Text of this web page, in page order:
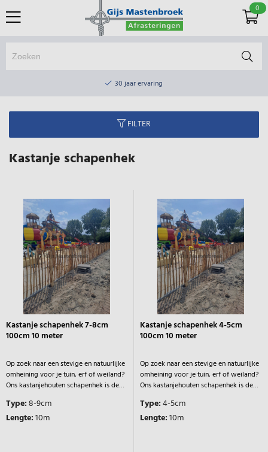
0
30 jaar ervaring
Online winkel & fysieke winkel
Elektrisch afrasteringsmateriaal gratis verzending vanaf €75
FILTER
Kastanje schapenhek
Kastanje schapenhek 7-8cm
100cm 10 meter
Op zoek naar een stevige en natuurlijke
omheining voor je tuin, erf of weiland?
Ons kastanjehouten schapenhek is de
biedt een landelijke uitstraling en is
ideaal voor het afbakenen van tuinen,
Type:8-9cm
Lengte:10m
Kastanje schapenhek 4-5cm
100cm 10 meter
Op zoek naar een stevige en natuurlijke
omheining voor je tuin, erf of weiland?
Ons kastanjehouten schapenhek is de
biedt een landelijke uitstraling en is
ideaal voor het afbakenen van tuinen,
Type:4-5cm
Lengte:10m